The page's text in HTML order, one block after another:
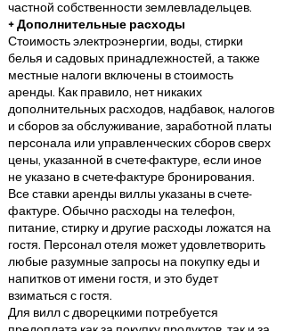
частной собственности землевладельцев.
+ Дополнительные расходы
Стоимость электроэнергии, воды, стирки
белья и садовых принадлежностей, а также
местные налоги включены в стоимость
аренды. Как правило, нет никаких
дополнительных расходов, надбавок, налогов
и сборов за обслуживание, заработной платы
персонала или управленческих сборов сверх
цены, указанной в счете-фактуре, если иное
не указано в счете-фактуре бронирования.
Все ставки аренды виллы указаны в счете-
фактуре. Обычно расходы на телефон,
питание, стирку и другие расходы ложатся на
гостя. Персонал отеля может удовлетворить
любые разумные запросы на покупку еды и
напитков от имени гостя, и это будет
взиматься с гостя.
Для вилл с дворецкими потребуется